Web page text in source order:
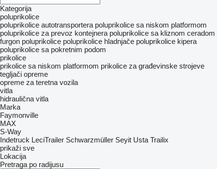
Kategorija
poluprikolice
poluprikolice autotransportera poluprikolice sa niskom platformom
poluprikolice za prevoz kontejnera poluprikolice sa kliznom ceradom
furgon poluprikolice poluprikolice hladnjače poluprikolice kipera
poluprikolice sa pokretnim podom
prikolice
prikolice sa niskom platformom prikolice za građevinske strojeve
tegljači opreme
оpremе za teretna vozila
vitla
hidraulična vitla
Marka
Faymonville
MAX
S-Way
Indetruck LeciTrailer Schwarzmüller Seyit Usta Trailix
prikaži sve
Lokacija
Pretraga po radijusu